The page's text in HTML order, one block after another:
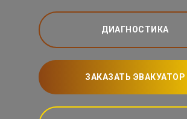
ДИАГНОСТИКА
ЗАКАЗАТЬ ЭВАКУАТОР